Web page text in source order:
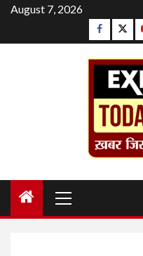
Skip
content
August 7, 2026
Menu